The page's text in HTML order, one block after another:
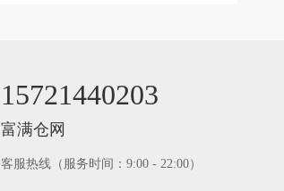
15721440203
富满仓网
客服热线（服务时间：9:00 - 22:00）